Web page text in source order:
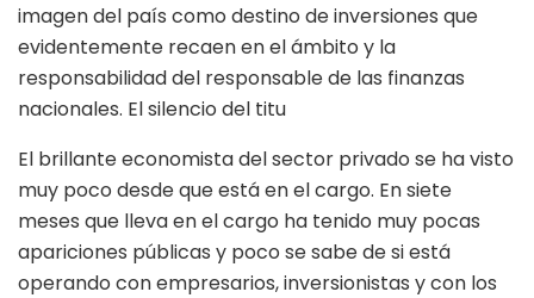
imagen del país como destino de inversiones que
evidentemente recaen en el ámbito y la
responsabilidad del responsable de las finanzas
nacionales. El silencio del titu
El brillante economista del sector privado se ha visto
muy poco desde que está en el cargo. En siete
meses que lleva en el cargo ha tenido muy pocas
apariciones públicas y poco se sabe de si está
operando con empresarios, inversionistas y con los